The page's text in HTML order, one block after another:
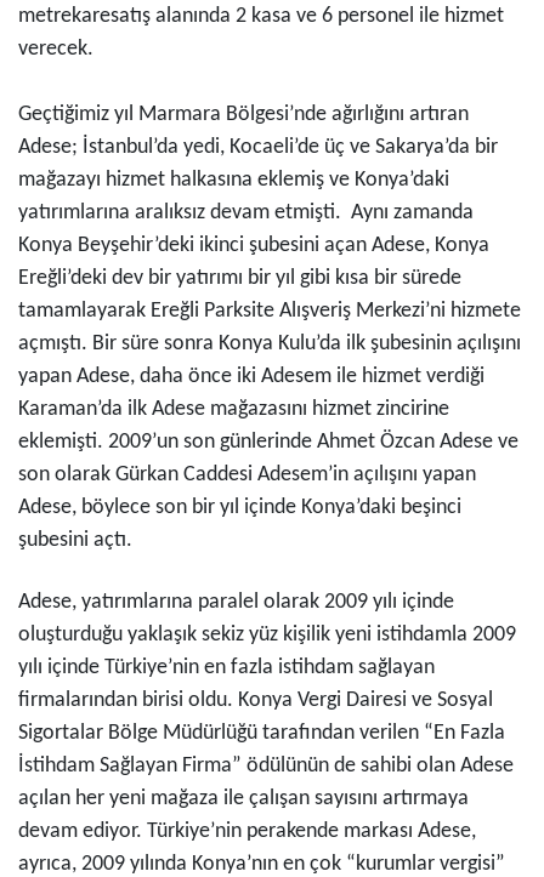
metrekaresatış alanında 2 kasa ve 6 personel ile hizmet
verecek.
Geçtiğimiz yıl Marmara Bölgesi’nde ağırlığını artıran
Adese; İstanbul’da yedi, Kocaeli’de üç ve Sakarya’da bir
mağazayı hizmet halkasına eklemiş ve Konya’daki
yatırımlarına aralıksız devam etmişti. Aynı zamanda
Konya Beyşehir’deki ikinci şubesini açan Adese, Konya
Ereğli’deki dev bir yatırımı bir yıl gibi kısa bir sürede
tamamlayarak Ereğli Parksite Alışveriş Merkezi’ni hizmete
açmıştı. Bir süre sonra Konya Kulu’da ilk şubesinin açılışını
yapan Adese, daha önce iki Adesem ile hizmet verdiği
Karaman’da ilk Adese mağazasını hizmet zincirine
eklemişti. 2009’un son günlerinde Ahmet Özcan Adese ve
son olarak Gürkan Caddesi Adesem’in açılışını yapan
Adese, böylece son bir yıl içinde Konya’daki beşinci
şubesini açtı.
Adese, yatırımlarına paralel olarak 2009 yılı içinde
oluşturduğu yaklaşık sekiz yüz kişilik yeni istihdamla 2009
yılı içinde Türkiye’nin en fazla istihdam sağlayan
firmalarından birisi oldu. Konya Vergi Dairesi ve Sosyal
Sigortalar Bölge Müdürlüğü tarafından verilen “En Fazla
İstihdam Sağlayan Firma” ödülünün de sahibi olan Adese
açılan her yeni mağaza ile çalışan sayısını artırmaya
devam ediyor. Türkiye’nin perakende markası Adese,
ayrıca, 2009 yılında Konya’nın en çok “kurumlar vergisi”